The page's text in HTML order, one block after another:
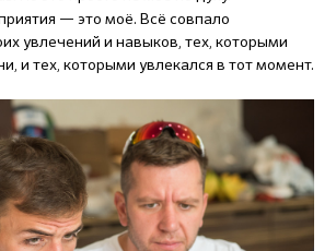
— это моё. Всё совпало
увлечений и навыков, тех, которыми
и тех, которыми увлекался в тот момент.